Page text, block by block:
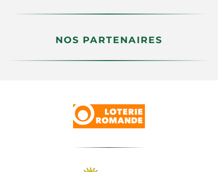
NOS PARTENAIRES